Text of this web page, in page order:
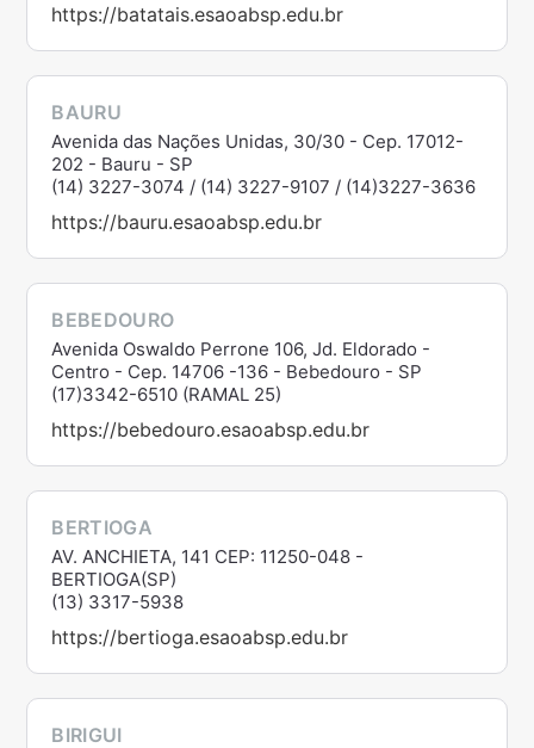
https://batatais.esaoabsp.edu.br
BAURU
Avenida das Nações Unidas, 30/30 - Cep. 17012-
202 - Bauru - SP
(14) 3227-3074 / (14) 3227-9107 / (14)3227-3636
https://bauru.esaoabsp.edu.br
BEBEDOURO
Avenida Oswaldo Perrone 106, Jd. Eldorado -
Centro - Cep. 14706 -136 - Bebedouro - SP
(17)3342-6510 (RAMAL 25)
https://bebedouro.esaoabsp.edu.br
BERTIOGA
AV. ANCHIETA, 141 CEP: 11250-048 -
BERTIOGA(SP)
(13) 3317-5938
https://bertioga.esaoabsp.edu.br
BIRIGUI